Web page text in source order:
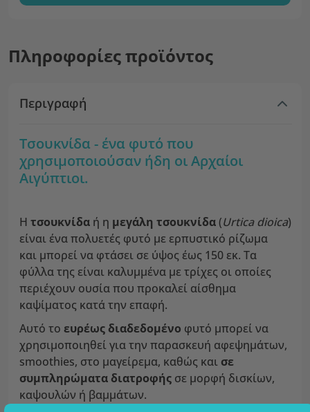
Πληροφορίες προϊόντος
Περιγραφή
Τσουκνίδα - ένα φυτό που
χρησιμοποιούσαν ήδη οι Αρχαίοι
Αιγύπτιοι.
Η τσουκνίδα ή η μεγάλη τσουκνίδα(Urtica dioica)
είναι ένα πολυετές φυτό με ερπυστικό ρίζωμα
και μπορεί να φτάσει σε ύψος έως 150 εκ. Τα
φύλλα της είναι καλυμμένα με τρίχες οι οποίες
περιέχουν ουσία που προκαλεί αίσθημα
καψίματος κατά την επαφή.
Αυτό το ευρέως διαδεδομένο φυτό μπορεί να
χρησιμοποιηθεί για την παρασκευή αφεψημάτων,
smoothies, στο μαγείρεμα, καθώς και σε
συμπληρώματα διατροφής σε μορφή δισκίων,
καψουλών ή βαμμάτων.